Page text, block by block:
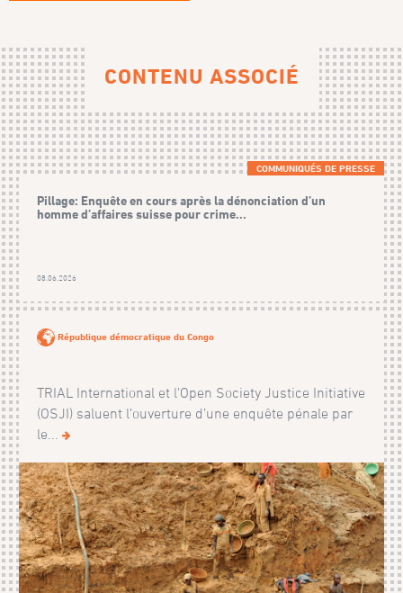
CONTENU ASSOCIÉ
COMMUNIQUÉS DE PRESSE
Pillage: Enquête en cours après la dénonciation d’un
homme d’affaires suisse pour crime...
08.06.2026
République démocratique du Congo
TRIAL International et l'Open Society Justice Initiative
(OSJI) saluent l’ouverture d’une enquête pénale par
le...